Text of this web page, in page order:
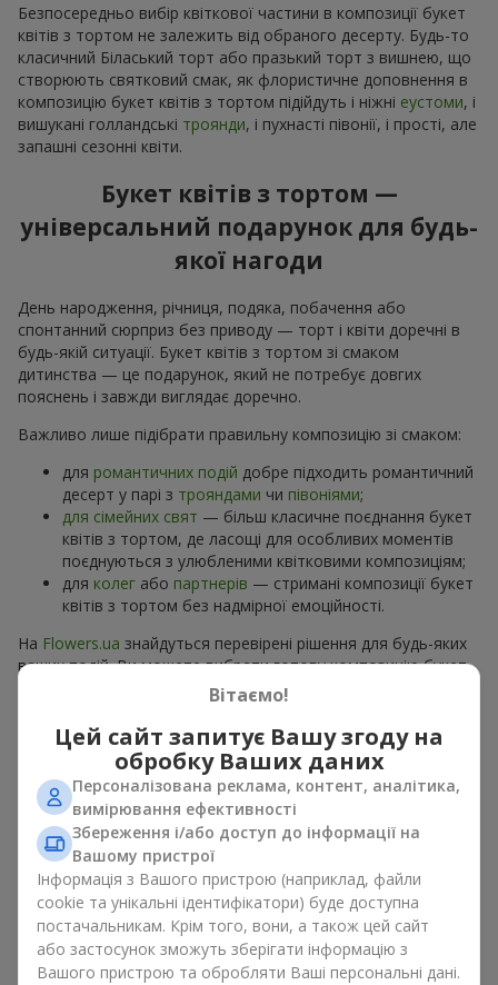
Безпосередньо вибір квіткової частини в композиції букет
квітів з тортом не залежить від обраного десерту. Будь-то
класичний Біласький торт або празький торт з вишнею, що
створюють святковий смак, як флористичне доповнення в
композицію букет квітів з тортом підійдуть і ніжні еустоми, і
вишукані голландські троянди, і пухнасті півонії, і прості, але
запашні сезонні квіти.
Букет квітів з тортом —
універсальний подарунок для будь-
якої нагоди
День народження, річниця, подяка, побачення або
спонтанний сюрприз без приводу — торт і квіти доречні в
будь-якій ситуації. Букет квітів з тортом зі смаком
дитинства — це подарунок, який не потребує довгих
пояснень і завжди виглядає доречно.
Важливо лише підібрати правильну композицію зі смаком:
для романтичних подій добре підходить романтичний
десерт у парі з трояндами чи півоніями;
для сімейних свят — більш класичне поєднання букет
квітів з тортом, де ласощі для особливих моментів
поєднуються з улюбленими квітковими композиціям;
для колег або партнерів — стримані композиції букет
квітів з тортом без надмірної емоційності.
На Flowers.ua знайдуться перевірені рішення для будь-яких
ваших подій. Ви можете вибрати готову композицію букет
квітів з тортом з відповідного розділу каталогу або
Більше варіантів серед акційних пропозиційта хітів.
Торти з живими квітами —
краса та смак в одному
подарунку
Торти з живими квітами – це сучасне поєднання
флористики та гастрономічної естетики. Ексклюзивний
десерт в поєднанні звишуканим букетомвиглядає ефектно,
стильно й підкреслює особливість події, якдень
Вітаємо!
Цей сайт запитує Вашу згоду на
обробку Ваших даних
Персоналізована реклама, контент, аналітика,
вимірювання ефективності
Збереження і/або доступ до інформації на
Вашому пристрої
Інформація з Вашого пристрою (наприклад, файли
cookie та унікальні ідентифікатори) буде доступна
постачальникам. Крім того, вони, а також цей сайт
або застосунок зможуть зберігати інформацію з
Вашого пристрою та обробляти Ваші персональні дані.